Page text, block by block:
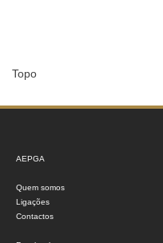
Topo
AEPGA
Quem somos
Ligações
Contactos